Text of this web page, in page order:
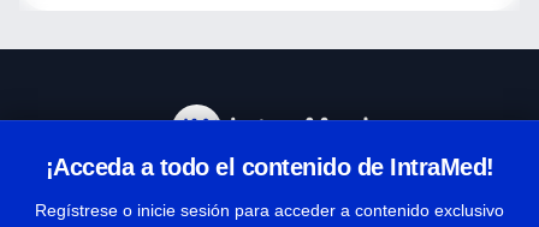
¡Acceda a todo el contenido de IntraMed!
Regístrese o inicie sesión para acceder a contenido exclusivo